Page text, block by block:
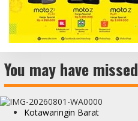
You may have missed
Kotawaringin Barat